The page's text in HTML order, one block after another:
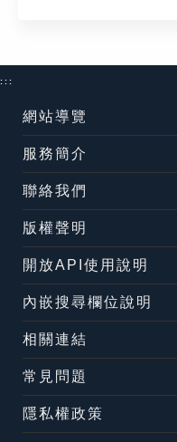
:::
網站導覽
服務簡介
聯絡我們
版權聲明
開放API使用說明
內嵌搜尋欄位說明
相關連結
常見問題
隱私權政策